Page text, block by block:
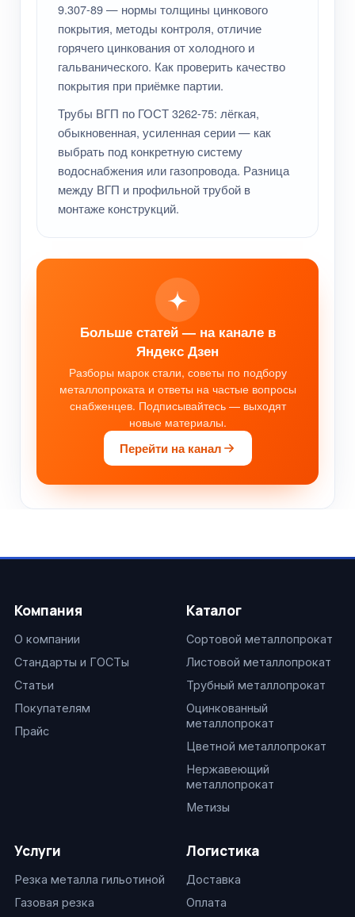
9.307-89 — нормы толщины цинкового
покрытия, методы контроля, отличие
горячего цинкования от холодного и
гальванического. Как проверить качество
покрытия при приёмке партии.
Трубы ВГП по ГОСТ 3262-75: лёгкая,
обыкновенная, усиленная серии — как
выбрать под конкретную систему
водоснабжения или газопровода. Разница
между ВГП и профильной трубой в
монтаже конструкций.
Больше статей — на канале в
Яндекс Дзен
Разборы марок стали, советы по подбору
металлопроката и ответы на частые вопросы
снабженцев. Подписывайтесь — выходят
новые материалы.
Перейти на канал
Компания
О компании
Стандарты и ГОСТы
Статьи
Покупателям
Прайс
Каталог
Сортовой металлопрокат
Листовой металлопрокат
Трубный металлопрокат
Оцинкованный
металлопрокат
Цветной металлопрокат
Нержавеющий
металлопрокат
Метизы
Услуги
Резка металла гильотиной
Газовая резка
Логистика
Доставка
Оплата